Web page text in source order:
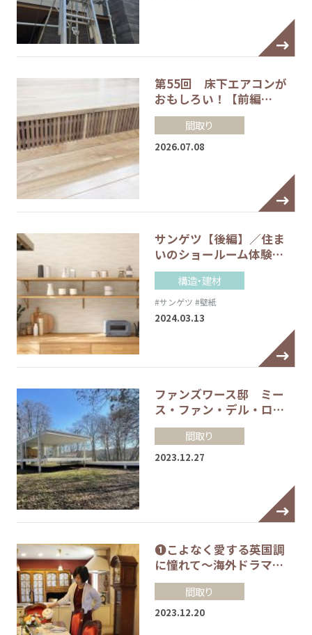
第55回 床下エアコンが
おもしろい！【前編…
間取り
2026.07.08
サンゲツ【後編】／住ま
いのショールーム体験…
構造・建材
#サンゲツ #壁紙
2024.03.13
ファンズワース邸 ミー
ス・ファン・デル・ロ…
間取り
2023.12.27
❶こよなく愛する英国調
に憧れて～海外ドラマ…
間取り
2023.12.20